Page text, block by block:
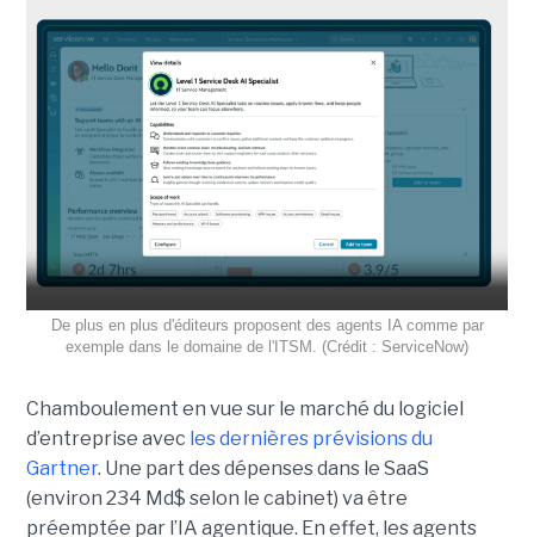
De plus en plus d'éditeurs proposent des agents IA comme par
exemple dans le domaine de l'ITSM. (Crédit : ServiceNow)
Chamboulement en vue sur le marché du logiciel
d’entreprise avec les dernières prévisions du
Gartner. Une part des dépenses dans le SaaS
(environ 234 Md$ selon le cabinet) va être
préemptée par l’IA agentique. En effet, les agents